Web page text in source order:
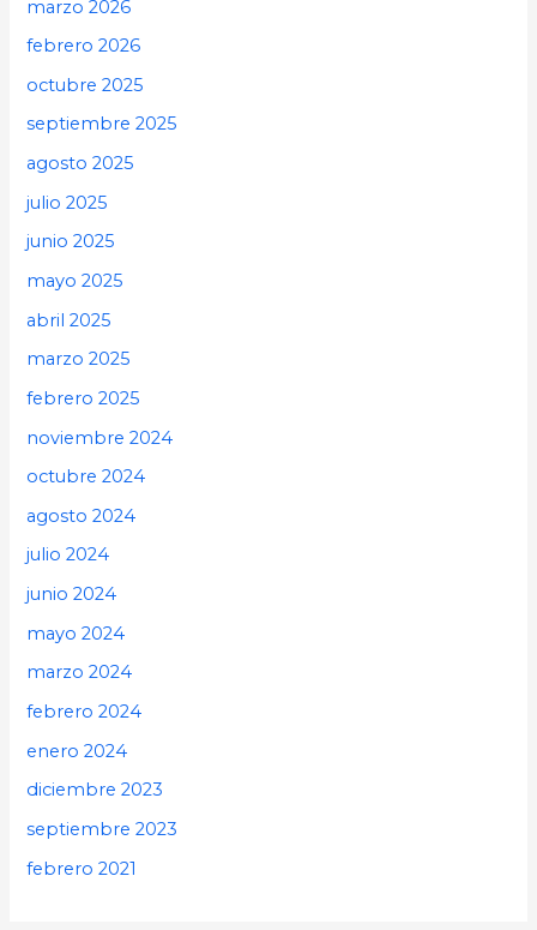
marzo 2026
febrero 2026
octubre 2025
septiembre 2025
agosto 2025
julio 2025
junio 2025
mayo 2025
abril 2025
marzo 2025
febrero 2025
noviembre 2024
octubre 2024
agosto 2024
julio 2024
junio 2024
mayo 2024
marzo 2024
febrero 2024
enero 2024
diciembre 2023
septiembre 2023
febrero 2021